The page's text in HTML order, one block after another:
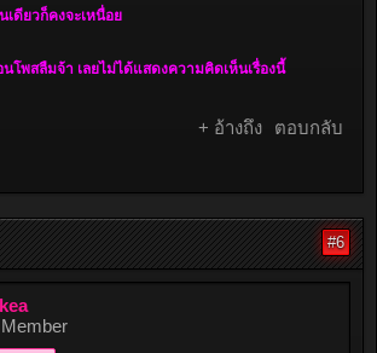
ดียวก็คงจะเหนื่อย
โพสลืมจ้า เลยไม่ได้แสดงความคิดเห็นเรื่องนี้
+ อ้างถึง ตอบกลับ
#6